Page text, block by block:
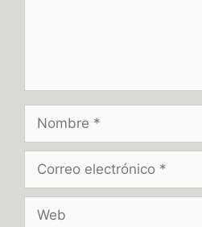
Nombre
Correo
Web